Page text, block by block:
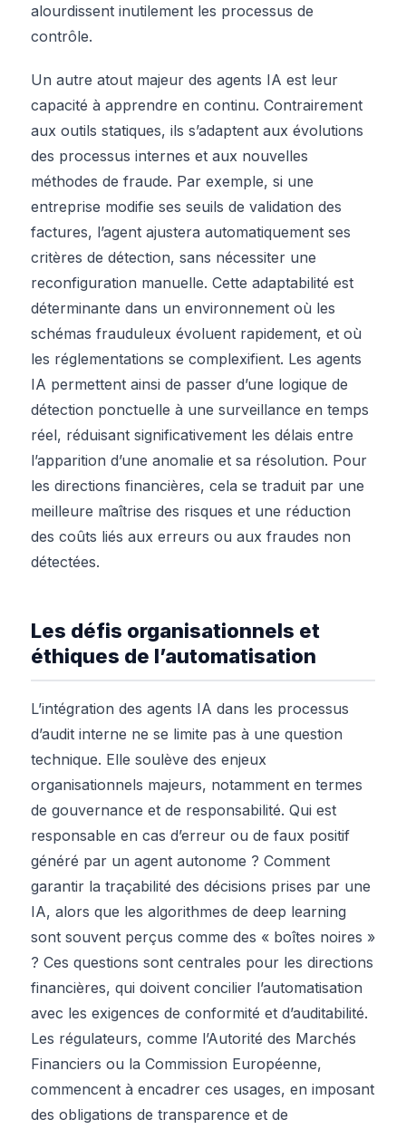
alourdissent inutilement les processus de
contrôle.
Un autre atout majeur des agents IA est leur
capacité à apprendre en continu. Contrairement
aux outils statiques, ils s’adaptent aux évolutions
des processus internes et aux nouvelles
méthodes de fraude. Par exemple, si une
entreprise modifie ses seuils de validation des
factures, l’agent ajustera automatiquement ses
critères de détection, sans nécessiter une
reconfiguration manuelle. Cette adaptabilité est
déterminante dans un environnement où les
schémas frauduleux évoluent rapidement, et où
les réglementations se complexifient. Les agents
IA permettent ainsi de passer d’une logique de
détection ponctuelle à une surveillance en temps
réel, réduisant significativement les délais entre
l’apparition d’une anomalie et sa résolution. Pour
les directions financières, cela se traduit par une
meilleure maîtrise des risques et une réduction
des coûts liés aux erreurs ou aux fraudes non
détectées.
Les défis organisationnels et
éthiques de l’automatisation
L’intégration des agents IA dans les processus
d’audit interne ne se limite pas à une question
technique. Elle soulève des enjeux
organisationnels majeurs, notamment en termes
de gouvernance et de responsabilité. Qui est
responsable en cas d’erreur ou de faux positif
généré par un agent autonome ? Comment
garantir la traçabilité des décisions prises par une
IA, alors que les algorithmes de deep learning
sont souvent perçus comme des « boîtes noires »
? Ces questions sont centrales pour les directions
financières, qui doivent concilier l’automatisation
avec les exigences de conformité et d’auditabilité.
Les régulateurs, comme l’Autorité des Marchés
Financiers ou la Commission Européenne,
commencent à encadrer ces usages, en imposant
des obligations de transparence et de